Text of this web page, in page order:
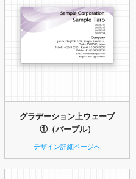
グラデーション上ウェーブ
①（パープル）
デザイン詳細ページへ